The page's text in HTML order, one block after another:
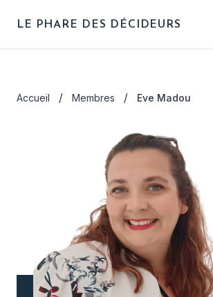
LE PHARE DES DÉCIDEURS
NOUS REJOINDRE
Accueil / Membres / Eve Madou